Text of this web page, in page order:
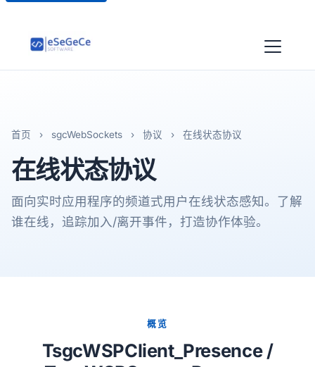
首页 › sgcWebSockets › 协议 › 在线状态协议
在线状态协议
面向实时应用程序的频道式用户在线状态感知。了解
谁在线，追踪加入/离开事件，打造协作体验。
概览
TsgcWSPClient_Presence /